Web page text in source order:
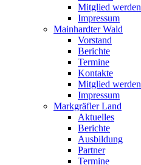
Mitglied werden
Impressum
Mainhardter Wald
Vorstand
Berichte
Termine
Kontakte
Mitglied werden
Impressum
Markgräfler Land
Aktuelles
Berichte
Ausbildung
Partner
Termine